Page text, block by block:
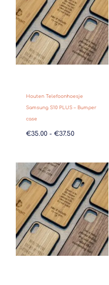
Houten Telefoonhoesje
Samsung S10 PLUS – Bumper
case
€35.00 - €37.50
Prijsklasse:
€35.00
tot
€37.50